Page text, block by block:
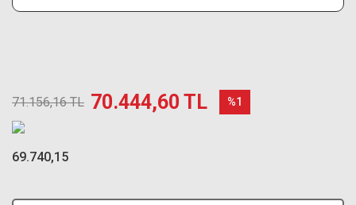
71.156,16 TL 70.444,60 TL %1
69.740,15